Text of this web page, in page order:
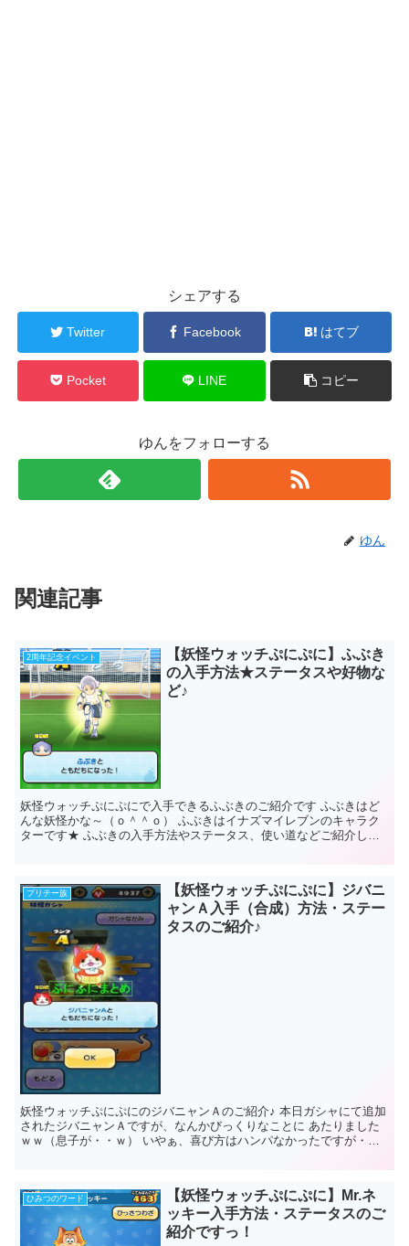
シェアする
Twitter Facebook はてブ
Pocket LINE コピー
ゆんをフォローする
ゆん
関連記事
2周年記念イベント
【妖怪ウォッチぷにぷに】ふぶき
の入手方法★ステータスや好物な
ど♪
妖怪ウォッチぷにぷにで入手できるふぶきのご紹介です ふぶきはど
んな妖怪かな～（ｏ＾＾ｏ） ふぶきはイナズマイレブンのキャラク
ターです★ ふぶきの入手方法やステータス、使い道などご紹介しま
プリチー族
【妖怪ウォッチぷにぷに】ジバニ
ャンＡ入手（合成）方法・ステー
タスのご紹介♪
妖怪ウォッチぷにぷにのジバニャンＡのご紹介♪ 本日ガシャにて追加
されたジバニャンＡですが、なんかびっくりなことに あたりました
ｗｗ（息子が・・ｗ） いやぁ、喜び方はハンパなかったですが・・
ひみつのワード
【妖怪ウォッチぷにぷに】Mr.ネ
ッキー入手方法・ステータスのご
紹介ですっ！